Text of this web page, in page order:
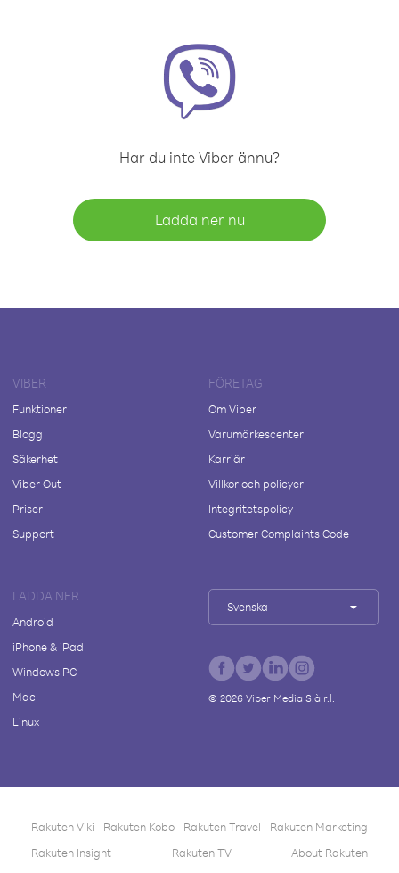
Har du inte Viber ännu?
Ladda ner nu
VIBER
Funktioner
Blogg
Säkerhet
Viber Out
Priser
Support
FÖRETAG
Om Viber
Varumärkescenter
Karriär
Villkor och policyer
Integritetspolicy
Customer Complaints Code
LADDA NER
Android
iPhone & iPad
Windows PC
Mac
Linux
Svenska
© 2026Viber Media S.à r.l.
Rakuten Viki Rakuten Kobo Rakuten Travel
Rakuten Marketing
Rakuten Insight
Rakuten TV About Rakuten